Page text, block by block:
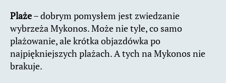
Plaże– dobrym pomysłem jest zwiedzanie
wybrzeża Mykonos. Może nie tyle, co samo
plażowanie, ale krótka objazdówka po
najpiękniejszych plażach. A tych na Mykonos nie
brakuje.